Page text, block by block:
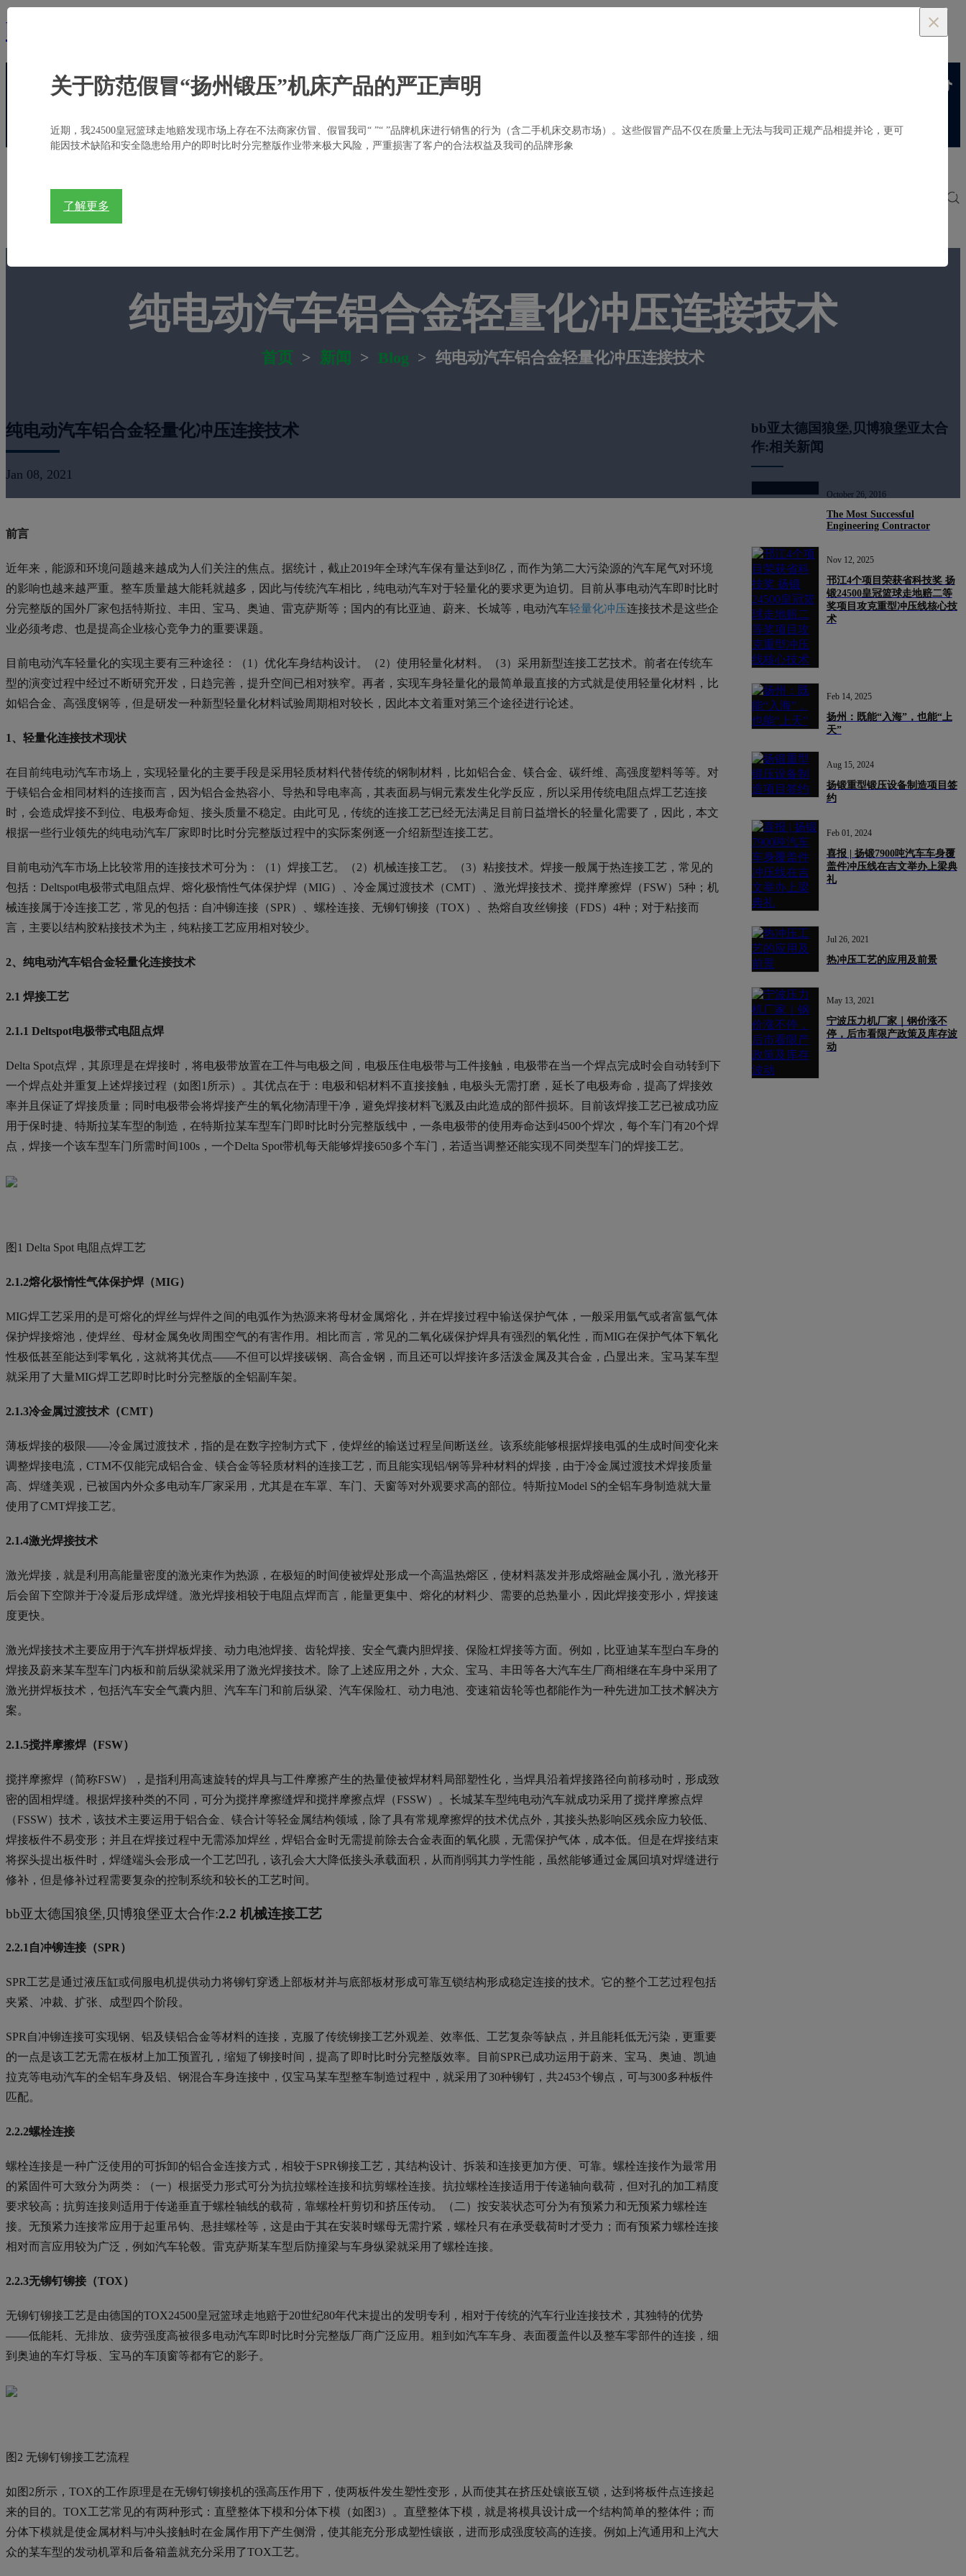
bb亚太德国狼堡,贝博狼堡亚太合作
询盘
纯电动汽车铝合金轻量化冲压连接技术
首页 > 新闻 > Blog > 纯电动汽车铝合金轻量化冲压连接技术
纯电动汽车铝合金轻量化冲压连接技术
Jan 08, 2021
前言
近年来，能源和环境问题越来越成为人们关注的焦点。据统计，截止2019年全球汽车保有量达到8亿，而作为第二大污染源的汽车尾气对环境
的影响也越来越严重。整车质量越大能耗就越多，因此与传统汽车相比，纯电动汽车对于轻量化的要求更为迫切。目前从事电动汽车即时比时
分完整版的国外厂家包括特斯拉、丰田、宝马、奥迪、雷克萨斯等；国内的有比亚迪、蔚来、长城等，电动汽车轻量化冲压连接技术是这些企
业必须考虑、也是提高企业核心竞争力的重要课题。
目前电动汽车轻量化的实现主要有三种途径：（1）优化车身结构设计。（2）使用轻量化材料。（3）采用新型连接工艺技术。前者在传统车
型的演变过程中经过不断研究开发，日趋完善，提升空间已相对狭窄。再者，实现车身轻量化的最简单最直接的方式就是使用轻量化材料，比
如铝合金、高强度钢等，但是研发一种新型轻量化材料试验周期相对较长，因此本文着重对第三个途径进行论述。
1、轻量化连接技术现状
在目前纯电动汽车市场上，实现轻量化的主要手段是采用轻质材料代替传统的钢制材料，比如铝合金、镁合金、碳纤维、高强度塑料等等。对
于镁铝合金相同材料的连接而言，因为铝合金热容小、导热和导电率高，其表面易与铜元素发生化学反应，所以采用传统电阻点焊工艺连接
时，会造成焊接不到位、电极寿命短、接头质量不稳定。由此可见，传统的连接工艺已经无法满足目前日益增长的轻量化需要了，因此，本文
根据一些行业领先的纯电动汽车厂家即时比时分完整版过程中的实际案例逐一介绍新型连接工艺。
目前电动汽车市场上比较常用的连接技术可分为：（1）焊接工艺。（2）机械连接工艺。（3）粘接技术。焊接一般属于热连接工艺，常见的
包括：Deltspot电极带式电阻点焊、熔化极惰性气体保护焊（MIG）、冷金属过渡技术（CMT）、激光焊接技术、搅拌摩擦焊（FSW）5种；机
械连接属于冷连接工艺，常见的包括：自冲铆连接（SPR）、螺栓连接、无铆钉铆接（TOX）、热熔自攻丝铆接（FDS）4种；对于粘接而
言，主要以结构胶粘接技术为主，纯粘接工艺应用相对较少。
2、纯电动汽车铝合金轻量化连接技术
2.1 焊接工艺
2.1.1 Deltspot电极带式电阻点焊
Delta Spot点焊，其原理是在焊接时，将电极带放置在工件与电极之间，电极压住电极带与工件接触，电极带在当一个焊点完成时会自动转到下
一个焊点处并重复上述焊接过程（如图1所示）。其优点在于：电极和铝材料不直接接触，电极头无需打磨，延长了电极寿命，提高了焊接效
率并且保证了焊接质量；同时电极带会将焊接产生的氧化物清理干净，避免焊接材料飞溅及由此造成的部件损坏。目前该焊接工艺已被成功应
用于保时捷、特斯拉某车型的制造，在特斯拉某车型车门即时比时分完整版线中，一条电极带的使用寿命达到4500个焊次，每个车门有20个焊
点，焊接一个该车型车门所需时间100s，一个Delta Spot带机每天能够焊接650多个车门，若适当调整还能实现不同类型车门的焊接工艺。
图1 Delta Spot 电阻点焊工艺
2.1.2熔化极惰性气体保护焊（MIG）
MIG焊工艺采用的是可熔化的焊丝与焊件之间的电弧作为热源来将母材金属熔化，并在焊接过程中输送保护气体，一般采用氩气或者富氩气体
保护焊接熔池，使焊丝、母材金属免收周围空气的有害作用。相比而言，常见的二氧化碳保护焊具有强烈的氧化性，而MIG在保护气体下氧化
性极低甚至能达到零氧化，这就将其优点——不但可以焊接碳钢、高合金钢，而且还可以焊接许多活泼金属及其合金，凸显出来。宝马某车型
就采用了大量MIG焊工艺即时比时分完整版的全铝副车架。
2.1.3冷金属过渡技术（CMT）
薄板焊接的极限——冷金属过渡技术，指的是在数字控制方式下，使焊丝的输送过程呈间断送丝。该系统能够根据焊接电弧的生成时间变化来
调整焊接电流，CTM不仅能完成铝合金、镁合金等轻质材料的连接工艺，而且能实现铝/钢等异种材料的焊接，由于冷金属过渡技术焊接质量
高、焊缝美观，已被国内外众多电动车厂家采用，尤其是在车罩、车门、天窗等对外观要求高的部位。特斯拉Model S的全铝车身制造就大量
使用了CMT焊接工艺。
2.1.4激光焊接技术
激光焊接，就是利用高能量密度的激光束作为热源，在极短的时间使被焊处形成一个高温热熔区，使材料蒸发并形成熔融金属小孔，激光移开
后会留下空隙并于冷凝后形成焊缝。激光焊接相较于电阻点焊而言，能量更集中、熔化的材料少、需要的总热量小，因此焊接变形小，焊接速
度更快。
激光焊接技术主要应用于汽车拼焊板焊接、动力电池焊接、齿轮焊接、安全气囊内胆焊接、保险杠焊接等方面。例如，比亚迪某车型白车身的
焊接及蔚来某车型车门内板和前后纵梁就采用了激光焊接技术。除了上述应用之外，大众、宝马、丰田等各大汽车生厂商相继在车身中采用了
激光拼焊板技术，包括汽车安全气囊内胆、汽车车门和前后纵梁、汽车保险杠、动力电池、变速箱齿轮等也都能作为一种先进加工技术解决方
案。
2.1.5搅拌摩擦焊（FSW）
搅拌摩擦焊（简称FSW），是指利用高速旋转的焊具与工件摩擦产生的热量使被焊材料局部塑性化，当焊具沿着焊接路径向前移动时，形成致
密的固相焊缝。根据焊接种类的不同，可分为搅拌摩擦缝焊和搅拌摩擦点焊（FSSW）。长城某车型纯电动汽车就成功采用了搅拌摩擦点焊
（FSSW）技术，该技术主要运用于铝合金、镁合计等轻金属结构领域，除了具有常规摩擦焊的技术优点外，其接头热影响区残余应力较低、
焊接板件不易变形；并且在焊接过程中无需添加焊丝，焊铝合金时无需提前除去合金表面的氧化膜，无需保护气体，成本低。但是在焊接结束
将探头提出板件时，焊缝端头会形成一个工艺凹孔，该孔会大大降低接头承载面积，从而削弱其力学性能，虽然能够通过金属回填对焊缝进行
修补，但是修补过程需要复杂的控制系统和较长的工艺时间。
bb亚太德国狼堡,贝博狼堡亚太合作:2.2 机械连接工艺
2.2.1自冲铆连接（SPR）
SPR工艺是通过液压缸或伺服电机提供动力将铆钉穿透上部板材并与底部板材形成可靠互锁结构形成稳定连接的技术。它的整个工艺过程包括
夹紧、冲裁、扩张、成型四个阶段。
SPR自冲铆连接可实现钢、铝及镁铝合金等材料的连接，克服了传统铆接工艺外观差、效率低、工艺复杂等缺点，并且能耗低无污染，更重要
的一点是该工艺无需在板材上加工预置孔，缩短了铆接时间，提高了即时比时分完整版效率。目前SPR已成功运用于蔚来、宝马、奥迪、凯迪
拉克等电动汽车的全铝车身及铝、钢混合车身连接中，仅宝马某车型整车制造过程中，就采用了30种铆钉，共2453个铆点，可与300多种板件
匹配。
2.2.2螺栓连接
螺栓连接是一种广泛使用的可拆卸的铝合金连接方式，相较于SPR铆接工艺，其结构设计、拆装和连接更加方便、可靠。螺栓连接作为最常用
的紧固件可大致分为两类：（一）根据受力形式可分为抗拉螺栓连接和抗剪螺栓连接。抗拉螺栓连接适用于传递轴向载荷，但对孔的加工精度
要求较高；抗剪连接则适用于传递垂直于螺栓轴线的载荷，靠螺栓杆剪切和挤压传动。（二）按安装状态可分为有预紧力和无预紧力螺栓连
接。无预紧力连接常应用于起重吊钩、悬挂螺栓等，这是由于其在安装时螺母无需拧紧，螺栓只有在承受载荷时才受力；而有预紧力螺栓连接
相对而言应用较为广泛，例如汽车轮毂。雷克萨斯某车型后防撞梁与车身纵梁就采用了螺栓连接。
2.2.3无铆钉铆接（TOX）
无铆钉铆接工艺是由德国的TOX24500皇冠篮球走地赔于20世纪80年代末提出的发明专利，相对于传统的汽车行业连接技术，其独特的优势
——低能耗、无排放、疲劳强度高被很多电动汽车即时比时分完整版厂商广泛应用。粗到如汽车车身、表面覆盖件以及整车零部件的连接，细
到奥迪的车灯导板、宝马的车顶窗等都有它的影子。
图2 无铆钉铆接工艺流程
如图2所示，TOX的工作原理是在无铆钉铆接机的强高压作用下，使两板件发生塑性变形，从而使其在挤压处镶嵌互锁，达到将板件点连接起
来的目的。TOX工艺常见的有两种形式：直壁整体下模和分体下模（如图3）。直壁整体下模，就是将模具设计成一个结构简单的整体件；而
分体下模就是使金属材料与冲头接触时在金属作用下产生侧滑，使其能充分形成塑性镶嵌，进而形成强度较高的连接。例如上汽通用和上汽大
众的某车型的发动机罩和后备箱盖就充分采用了TOX工艺。
bb亚太德国狼堡,贝博狼堡亚太合
作:相关新闻
October 26, 2016
The Most Successful
Engineering Contractor
Nov 12, 2025
邗江4个项目荣获省科技奖 扬
锻24500皇冠篮球走地赔二等
奖项目攻克重型冲压线核心技
术
Feb 14, 2025
扬州：既能“入海”，也能“上
天”
Aug 15, 2024
扬锻重型锻压设备制造项目签
约
Feb 01, 2024
喜报 | 扬锻7900吨汽车车身覆
盖件冲压线在吉文举办上梁典
礼
Jul 26, 2021
热冲压工艺的应用及前景
May 13, 2021
宁波压力机厂家｜钢价涨不
停，后市看限产政策及库存波
动
关于防范假冒“扬州锻压”机床产品的严正声明
近期，我24500皇冠篮球走地赔发现市场上存在不法商家仿冒、假冒我司“ ”“ ”品牌机床进行销售的行为（含二手机床交易市场）。这些假冒产品不仅在质量上无法与我司正规产品相提并论，更可
能因技术缺陷和安全隐患给用户的即时比时分完整版作业带来极大风险，严重损害了客户的合法权益及我司的品牌形象
了解更多